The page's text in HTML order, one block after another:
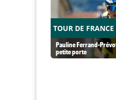
TOUR DE FRANCE
Pauline Ferrand-
petite porte